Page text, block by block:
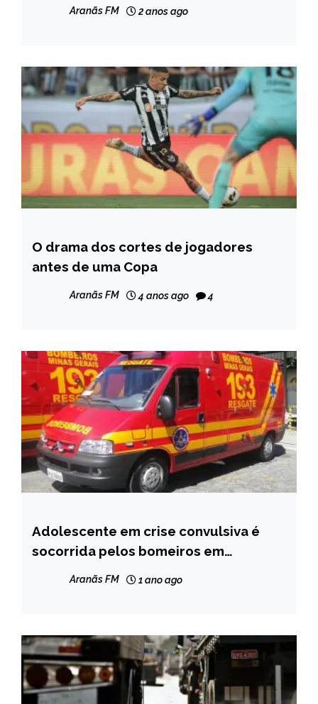
Aranãs FM 2 anos ago
ESPORTES
NOTÍCIAS
O drama dos cortes de jogadores
antes de uma Copa
Aranãs FM 4 anos ago 4
NOTÍCIAS
Adolescente em crise convulsiva é
socorrida pelos bomeiros em
Aranãs FM 1 ano ago